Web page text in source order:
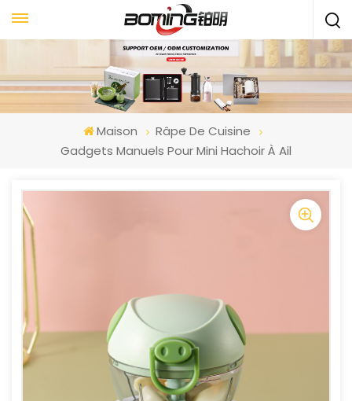
Maison
Râpe De Cuisine
Gadgets Manuels Pour Mini Hachoir À Ail